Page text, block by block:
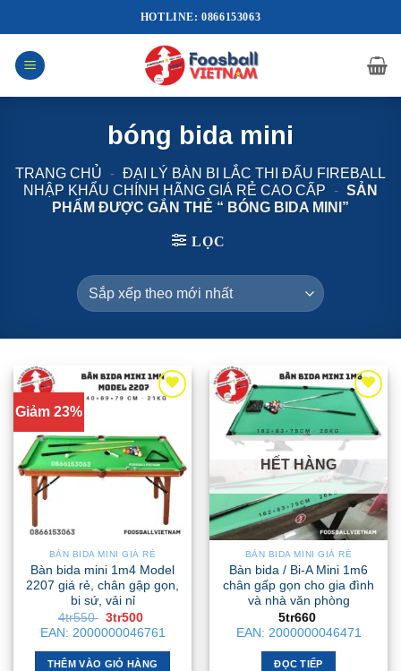
qua
nội
dung
HOTLINE: 0866153063
bóng bida mini
TRANG CHỦ - ĐẠI LÝ BÀN BI LẮC THI ĐẤU FIREBALL
NHẬP KHẨU CHÍNH HÃNG GIÁ RẺ CAO CẤP
- SẢN
PHẨM ĐƯỢC GẮN THẺ “ BÓNG BIDA MINI”
LỌC
Giảm 23%
BÀN BIDA MINI GIÁ RẺ
Bàn bida mini 1m4 Model
2207 giá rẻ, chân gập gọn,
bi sứ, vải nỉ
4tr550 Giá
gốc
là:
4tr550 .
3tr500
hiện
tại
là:
3tr500 .
EAN: 2000000046761
THÊM VÀO GIỎ HÀNG
HẾT HÀNG
BÀN BIDA MINI GIÁ RẺ
Bàn bida / Bi-A Mini 1m6
chân gấp gọn cho gia đình
và nhà văn phòng
5tr660
EAN: 2000000046471
ĐỌC TIẾP